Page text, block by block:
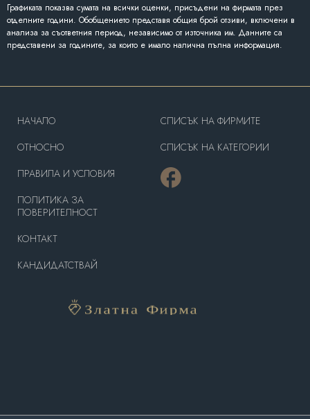
Графиката показва сумата на всички оценки, присъдени на фирмата през
отделните години. Обобщението представя общия брой отзиви, включени в
анализа за съответния период, независимо от източника им. Данните са
представени за годините, за които е имало налична пълна информация.
HAЧАЛО
OТНОСНО
ПРАВИЛА И УСЛОВИЯ
ПОЛИТИКА ЗА
ПОВЕРИТЕЛНОСТ
КОНТАКТ
КАНДИДАТСТВАЙ
СПИСЪК НА ФИРМИТЕ
СПИСЪК НА КАТЕГОРИИ